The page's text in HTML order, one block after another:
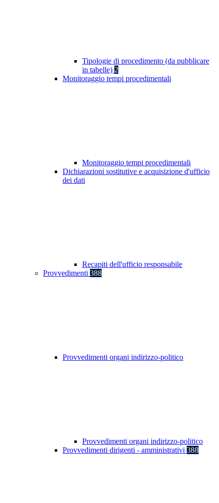
Tipologie di procedimento (da pubblicare
in tabelle) 2
Monitoraggio tempi procedimentali
Monitoraggio tempi procedimentali
Dichiarazioni sostitutive e acquisizione d'ufficio
dei dati
Recapiti dell'ufficio responsabile
Provvedimenti 388
Provvedimenti organi indirizzo-politico
Provvedimenti organi indirizzo-politico
Provvedimenti dirigenti - amministrativi 388